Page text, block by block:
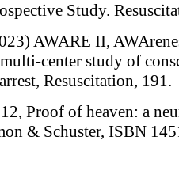
Study.
AWARE II,
center study of
Resuscitation, 191.
Proof of heaven: a
& Schuster, ISBN